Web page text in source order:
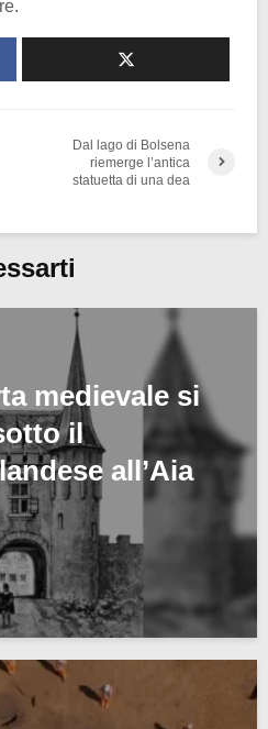
Dal lago di Bolsena
riemerge l’antica
statuetta di una dea
medievale si
il
all’Aia